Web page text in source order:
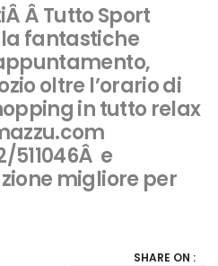
Â Tutto Sport
fantastiche
oltre l’orario di
in tutto relax
511046Â e
migliore per
SHARE ON :